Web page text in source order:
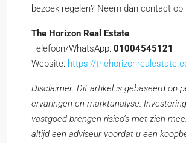
bezoek regelen? Neem dan contact op
The Horizon Real Estate
Telefoon/WhatsApp: 01004545121
Website: https://
Disclaimer: Dit artikel is gebaseerd op
ervaringen en marktanalyse.
vastgoed brengen risico’s met zich
altijd een adviseur voordat u een